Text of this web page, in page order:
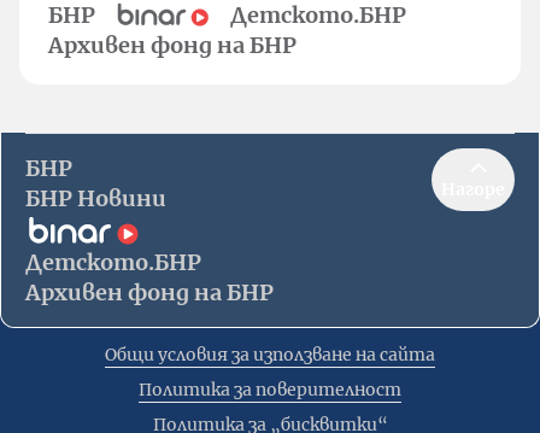
БНР
Детското.БНР
Архивен фонд на БНР
БНР
БНР Новини
Детското.БНР
Архивен фонд на БНР
Общи условия за използване на сайта
Политика за поверителност
Политика за „бисквитки“